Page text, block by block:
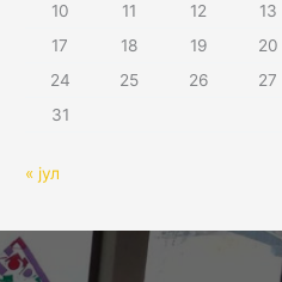
10
11 12 13
17
18 19 20
24
25 26 27
31
« јул